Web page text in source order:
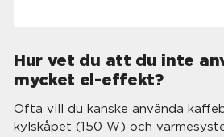
Hur vet du att du inte
mycket el-effekt?
Ofta vill du kanske använda
kylskåpet (150 W) och